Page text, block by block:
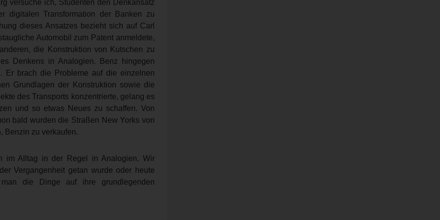
versuche ich, Studenten den Denkansatz
digitalen Transformation der Banken zu
dieses Ansatzes bezieht sich auf Carl
Automobil zum Patent anmeldete,
die Konstruktion von Kutschen zu
Denkens in Analogien. Benz hingegen
Er brach die Probleme auf die einzelnen
Grundlagen der Konstruktion sowie die
des Transports konzentrierte, gelang es
und so etwas Neues zu schaffen. Von
bald wurden die Straßen New Yorks von
Benzin zu verkaufen.
im Alltag in der Regel in Analogien. Wir
Vergangenheit getan wurde oder heute
die Dinge auf ihre grundlegenden